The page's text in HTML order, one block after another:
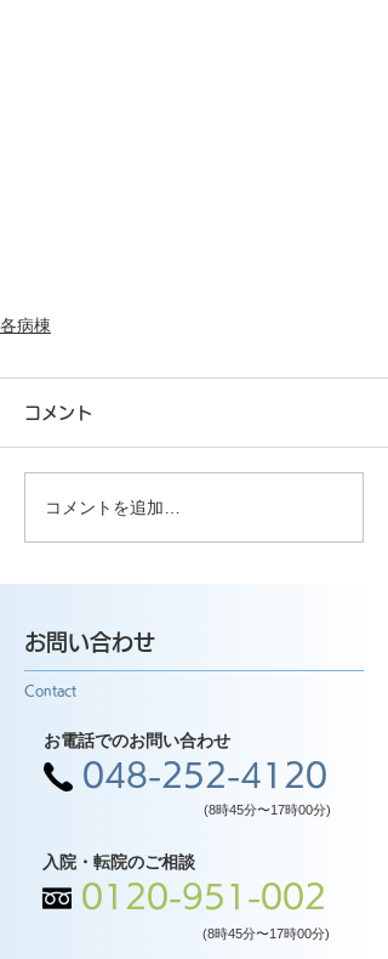
各病棟
コメント
コメントを追加…
お問い合わせ
Contact
お電話でのお問い合わせ
048-252-4120
(8時45分〜17時00分)
入院・転院のご相談
0120-951-002
(8時45分〜17時00分)